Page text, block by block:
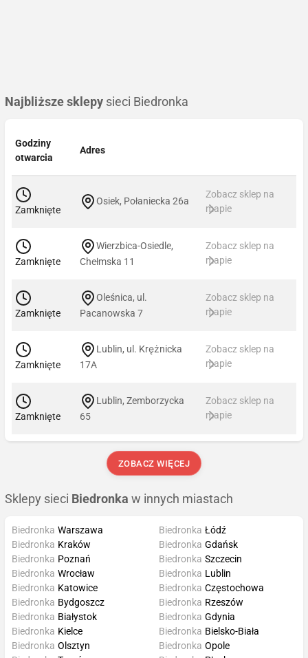
Najbliższe sklepy sieci Biedronka
Godziny
otwarcia
Adres
Zamknięte
Osiek, Połaniecka 26a
Zobacz sklep na
mapie
Zamknięte
Wierzbica-Osiedle,
Chełmska 11
Zobacz sklep na
mapie
Zamknięte
Oleśnica, ul.
Pacanowska 7
Zobacz sklep na
mapie
Zamknięte
Lublin, ul. Krężnicka
17A
Zobacz sklep na
mapie
Zamknięte
Lublin, Zemborzycka
65
Zobacz sklep na
mapie
ZOBACZ WIĘCEJ
Sklepy sieci Biedronka w innych miastach
Biedronka Warszawa
Biedronka Kraków
Biedronka Poznań
Biedronka Wrocław
Biedronka Łódź
Biedronka Gdańsk
Biedronka Szczecin
Biedronka Lublin
Biedronka Katowice
Biedronka Bydgoszcz
Biedronka Białystok
Biedronka Kielce
Biedronka Częstochowa
Biedronka Rzeszów
Biedronka Gdynia
Biedronka Bielsko-Biała
Biedronka Olsztyn
Biedronka Opole